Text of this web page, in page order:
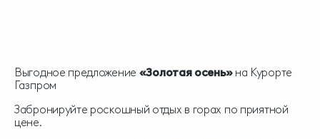
Выгодное предложение «Золотая осень»на Курорте
Газпром
Забронируйте роскошный отдых в горах по приятной
цене.